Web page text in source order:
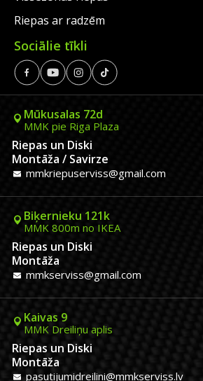
Riepas ar radzēm
Sociālie tīkli
Mūkusalas 72d
MMK pie Riga Plaza
Riepas un Diski
Montāža / Savirze
mmkriepuserviss@gmail.com
Biķernieku 121k
MMK 800m no IKEA
Riepas un Diski
Montāža
mmkserviss@gmail.com
Kaivas 9
MMK Dreiliņu aplis
Riepas un Diski
Montāža
pasutijumidreilini@mmkserviss.lv